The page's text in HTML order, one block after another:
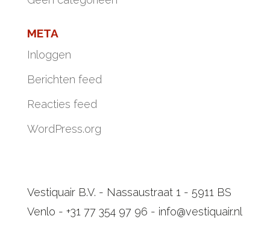
META
Inloggen
Berichten feed
Reacties feed
WordPress.org
Vestiquair B.V. - Nassaustraat 1 - 5911 BS
Venlo - +31 77 354 97 96 - info@vestiquair.nl